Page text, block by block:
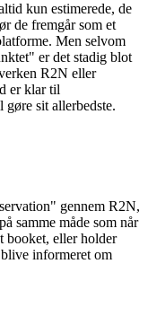
kun estimerede, de
de fremgår som et
Men selvom
er det stadig blot
R2N eller
er klar til
sit allerbedste.
gennem R2N,
samme måde som når
booket, eller holder
informeret om